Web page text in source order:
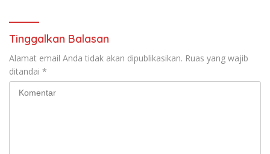
Tinggalkan Balasan
Alamat email Anda tidak akan dipublikasikan. Ruas yang wajib
ditandai *